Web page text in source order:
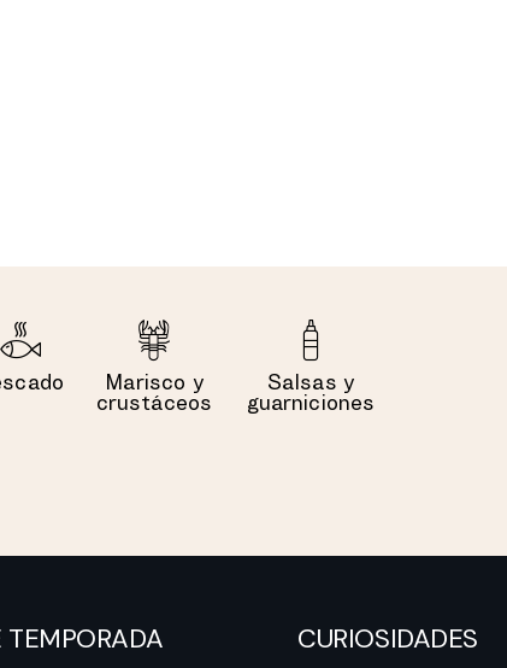
Marisco y
crustáceos
Salsas y
guarniciones
TEMPORADA CURIOSIDADES